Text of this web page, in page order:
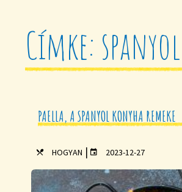
Címke: spanyol
PAELLA, A SPANYOL KONYHA REMEKE
HOGYAN | 2023-12-27